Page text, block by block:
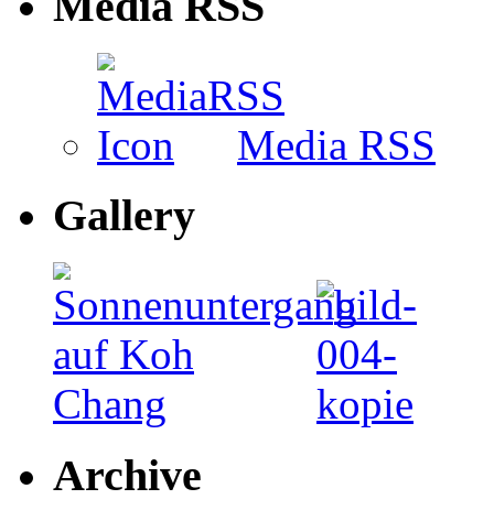
Media RSS
Gallery
Archive